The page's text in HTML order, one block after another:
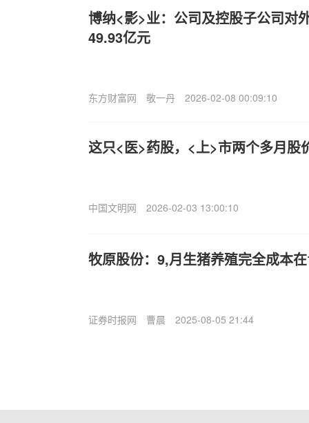
博纳<影>业：公司及控股子公司对
49.93亿元
东方财富网 敬一丹 2026-02-08 00:09:10
这只<医>药股，<上>市两个多月股
中国文明网 2026-02-03 13:00:10
牧原股份：9,月生猪养殖完全成本
证券时报网 曹晨 2025-08-05 21:44